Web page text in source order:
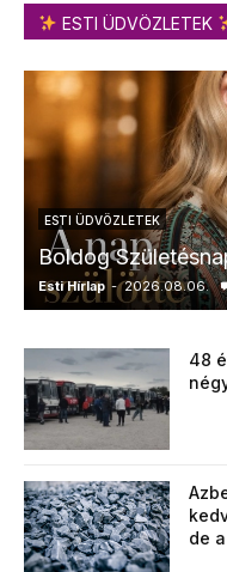
ESTI ÜDVÖZLETEK
ESTI ÜDVÖZLETEK
Boldog
Esti Hírlap - 2026.08.06.
48
de